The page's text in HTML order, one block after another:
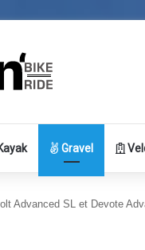
Gravel
Advanced SL et Devote